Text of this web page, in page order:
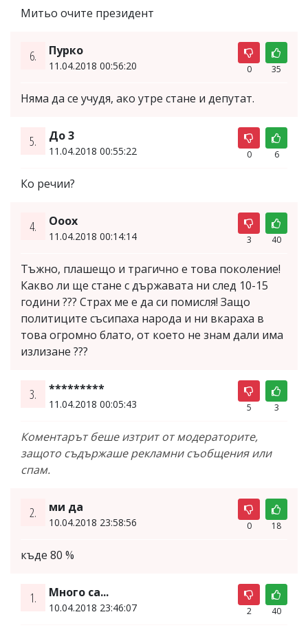
Митьо очите президент
6. Пурко
11.04.2018 00:56:20 0 35
Няма да се учудя, ако утре стане и депутат.
5. До 3
11.04.2018 00:55:22 0 6
Ко речии?
4. Ооох
11.04.2018 00:14:14 3 40
Тъжно, плашещо и трагично е това поколение!
Какво ли ще стане с държавата ни след 10-15
години ??? Страх ме е да си помисля! Защо
политиците съсипаха народа и ни вкараха в
това огромно блато, от което не знам дали има
излизане ???
3. *********
11.04.2018 00:05:43 5 3
Коментарът беше изтрит от модераторите,
защото съдържаше рекламни съобщения или
спам.
2. ми да
10.04.2018 23:58:56 0 18
къде 80 %
1. Много са...
10.04.2018 23:46:07 2 40